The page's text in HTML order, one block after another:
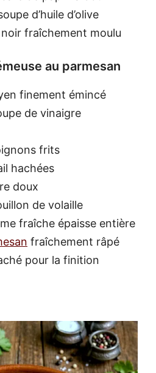
d’huile d’olive
fraîchement moulu
au parmesan
finement émincé
de vinaigre
frits
hachées
doux
de volaille
fraîche épaisse entière
fraîchement râpé
pour la finition